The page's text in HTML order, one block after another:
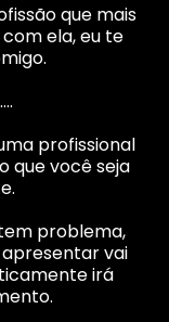
que mais
ela, eu te
profissional
que você seja
problema,
vai
irá